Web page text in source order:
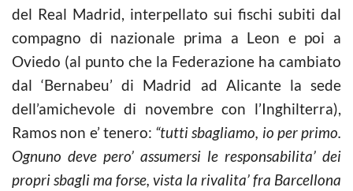
del Real Madrid, interpellato sui fischi subiti dal
compagno di nazionale prima a Leon e poi a
Oviedo (al punto che la Federazione ha cambiato
dal ‘Bernabeu’ di Madrid ad Alicante la sede
dell’amichevole di novembre con l’Inghilterra),
Ramos non e’ tenero: “tutti sbagliamo, io per primo.
Ognuno deve pero’ assumersi le responsabilita’ dei
propri sbagli ma forse, vista la rivalita’ fra Barcellona